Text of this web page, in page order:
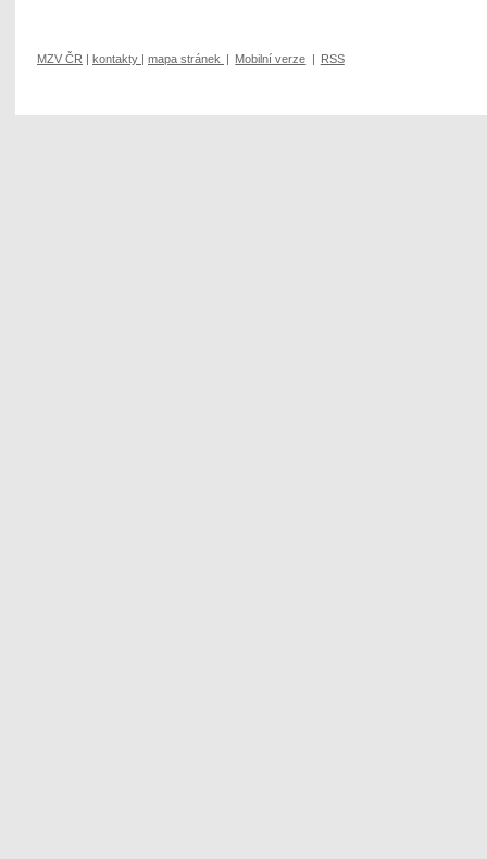
MZV ČR | kontakty | mapa stránek | Mobilní verze | RSS